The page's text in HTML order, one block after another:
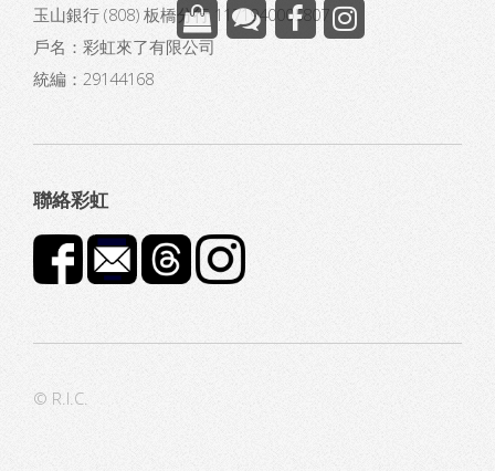
玉山銀行 (808) 板橋分行 1171940005807
戶名：彩虹來了有限公司
統編：29144168
聯絡彩虹
© R.I.C.